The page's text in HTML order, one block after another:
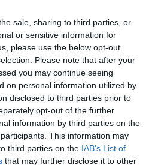
sale, sharing to third parties, or
or sensitive information for
please use the below opt-out
Please note that after your
you may continue seeing
on personal information utilized by
disclosed to third parties prior to
opt-out of the further
information by third parties on the
This information may
third parties on the IAB’s List of
that may further disclose it to other
terra als fogons
de cuina es basa en productes
com ara la patata, els naps
cereals i la carn.